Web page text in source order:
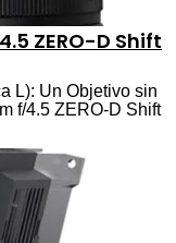
ZERO-D Shift
L): Un Objetivo sin
f/4.5 ZERO-D Shift